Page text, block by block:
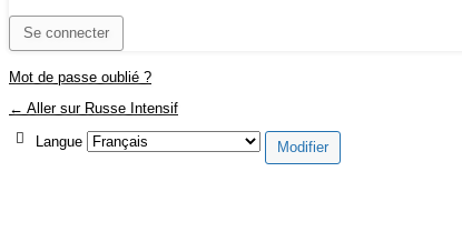
Mot de passe oublié ?
← Aller sur Russe Intensif
Langue